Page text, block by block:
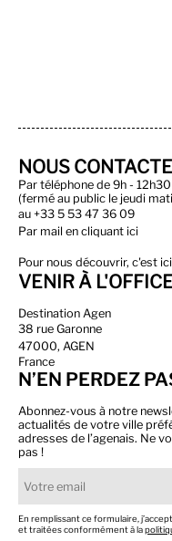
NOUS
Par téléphone de 9h -
(fermé au public le jeudi
au +33 5 53 47 36 09
Par mail en cliquant ici
Pour nous découvrir, c'est
VENIR À
Destination Agen
38 rue Garonne
47000, AGEN
France
N’EN PERDEZ
Abonnez-vous à notre
actualités de votre ville
adresses de l’agenais. Ne
pas !
En remplissant ce formulaire,
et traitées conformément à la